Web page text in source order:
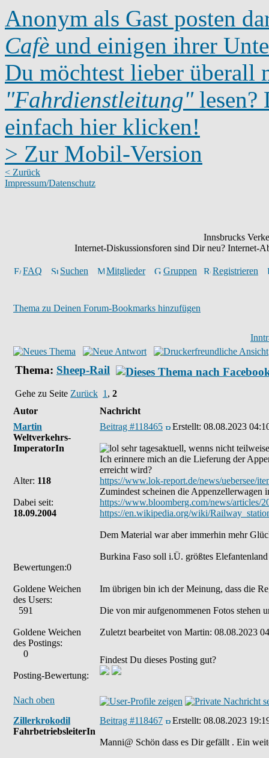
Anonym als Gast posten
Cafè und einigen ihrer
Du möchtest lieber überall
"Fahrdienstleitung"lesen?
einfach hier klicken!
> Zur Mobil-Version
< Zurück
Impressum/Datenschutz
Innsbrucks
Internet-Diskussionsforen sind Dir neu? Internet-
FAQ Suchen Mitglieder Gruppen Registrieren
Thema zu Deinen Forum-Bookmarks hinzufügen
Thema: Sheep-Rail
Gehe zu Seite Zurück 1 , 2
Autor
Nachricht
Martin
Weltverkehrs-
ImperatorIn
Alter: 118
Dabei seit:
18.09.2004
Bewertungen:0
Goldene Weichen
des Users:
591
Goldene Weichen
des Postings:
0
Posting-Bewertung:
Beitrag #118465 Erstellt: 08.08.2023
sehr tagesaktuell, wenns nicht
Ich erinnere mich an die Lieferung der
erreicht wird?
https://www.lok-report.de/news/uebersee/
Zumindest scheinen die
https://www.bloomberg.com/news/articles/
https://en.wikipedia.org/wiki/
Dem Material war aber immerhin mehr
Burkina Faso soll i.Ü. größtes
Im übrigen bin ich der Meinung, dass die
Die von mir aufgenommenen Fotos stehen
Zuletzt bearbeitet von Martin: 08.08.2023
Findest Du dieses Posting gut?
Nach oben
Zillerkrokodil
FahrbetriebsleiterIn
Beitrag #118467 Erstellt: 08.08.2023
Manni@ Schön dass es Dir gefällt . Ein